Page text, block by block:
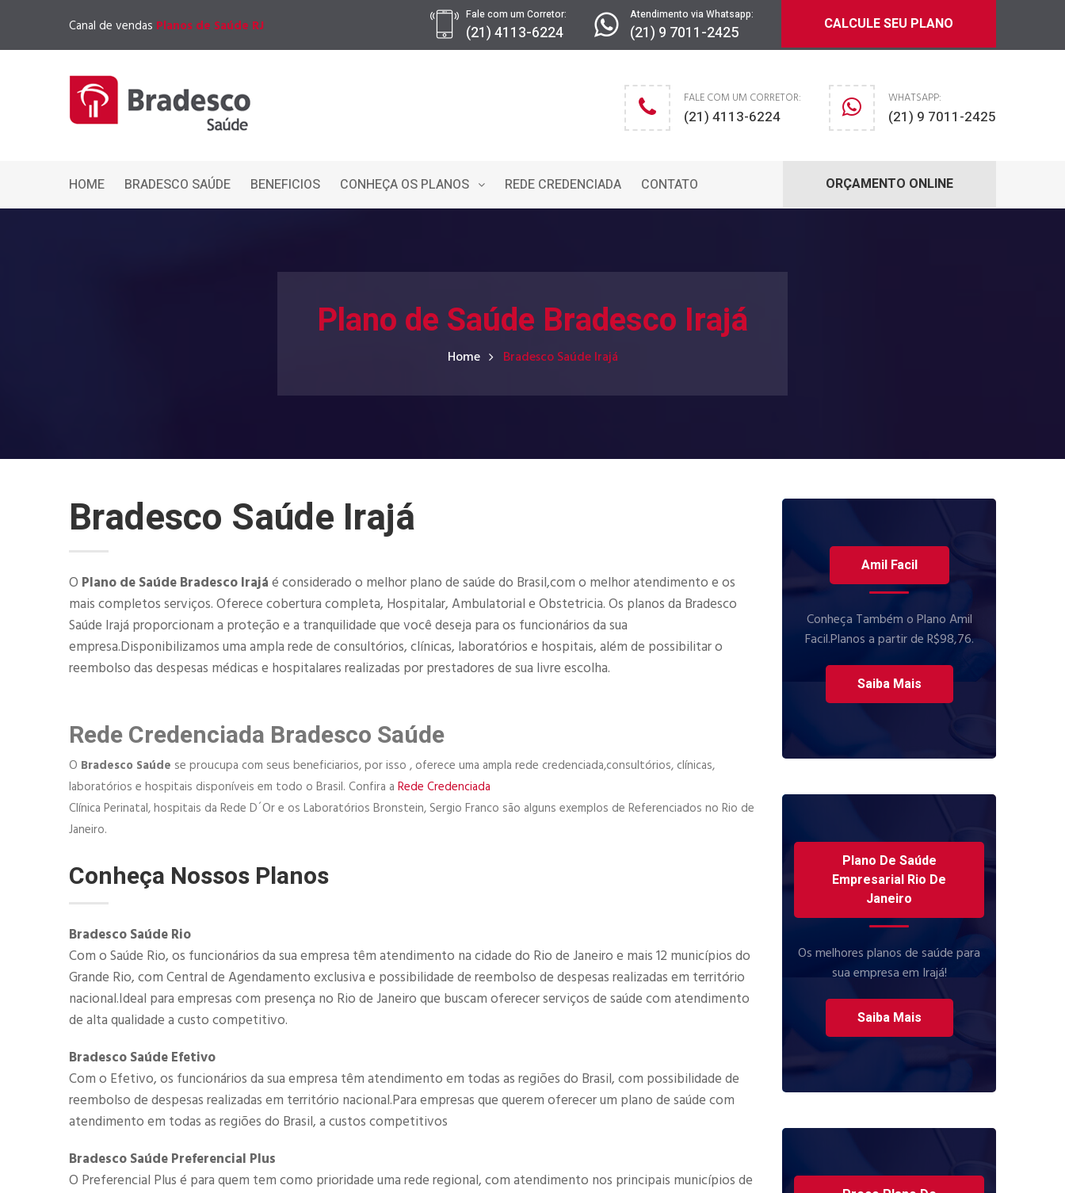
Canal de vendas Planos de Saúde RJ
Fale com um Corretor:
(21) 4113-6224
Atendimento via Whatsapp:
(21) 9 7011-2425 CALCULE SEU PLANO
FALE COM UM CORRETOR:
(21) 4113-6224
WHATSAPP:
(21) 9 7011-2425
HOME BRADESCO SAÚDE BENEFICIOS CONHEÇA OS PLANOS REDE CREDENCIADA CONTATO ORÇAMENTO ONLINE
Plano de Saúde Bradesco Irajá
Home Bradesco Saúde Irajá
Bradesco Saúde Irajá
O Plano de Saúde Bradesco Irajá é considerado o melhor plano de saúde do Brasil,com o melhor atendimento e os
mais completos serviços. Oferece cobertura completa, Hospitalar, Ambulatorial e Obstetricia. Os planos da Bradesco
Saúde Irajá proporcionam a proteção e a tranquilidade que você deseja para os funcionários da sua
empresa.Disponibilizamos uma ampla rede de consultórios, clínicas, laboratórios e hospitais, além de possibilitar o
reembolso das despesas médicas e hospitalares realizadas por prestadores de sua livre escolha.
Rede Credenciada Bradesco Saúde
O Bradesco Saúde se proucupa com seus beneficiarios, por isso , oferece uma ampla rede credenciada,consultórios, clínicas,
laboratórios e hospitais disponíveis em todo o Brasil. Confira a Rede Credenciada
Clínica Perinatal, hospitais da Rede D´Or e os Laboratórios Bronstein, Sergio Franco são alguns exemplos de Referenciados no Rio de
Janeiro.
Conheça Nossos Planos
Bradesco Saúde Rio
Com o Saúde Rio, os funcionários da sua empresa têm atendimento na cidade do Rio de Janeiro e mais 12 municípios do
Grande Rio, com Central de Agendamento exclusiva e possibilidade de reembolso de despesas realizadas em território
nacional.Ideal para empresas com presença no Rio de Janeiro que buscam oferecer serviços de saúde com atendimento
de alta qualidade a custo competitivo.
Bradesco Saúde Efetivo
Com o Efetivo, os funcionários da sua empresa têm atendimento em todas as regiões do Brasil, com possibilidade de
reembolso de despesas realizadas em território nacional.Para empresas que querem oferecer um plano de saúde com
atendimento em todas as regiões do Brasil, a custos competitivos​
Bradesco Saúde Preferencial Plus
O Preferencial Plus é para quem tem como prioridade uma rede regional, com atendimento nos principais municípios de
Amil Facil
Conheça Também o Plano Amil
Facil.Planos a partir de R$98,76.
Saiba Mais
Plano De Saúde
Empresarial Rio De
Janeiro
Os melhores planos de saúde para
sua empresa em Irajá!
Saiba Mais